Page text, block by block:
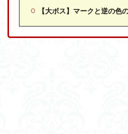
【大ボス】マークと逆の色